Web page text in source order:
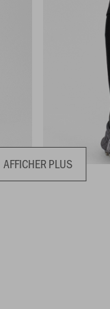
AFFICHER PLUS